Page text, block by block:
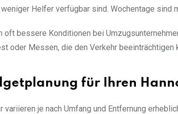
Helfer verfügbar sind. Wochentage sind
oft bessere Konditionen bei
oder Messen, die den Verkehr beeinträchtigen
für Ihren
je nach Umfang und Entfernung